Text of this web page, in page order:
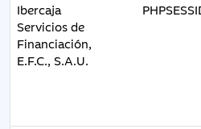
Ibercaja
Servicios de
Financiación,
E.F.C., S.A.U.